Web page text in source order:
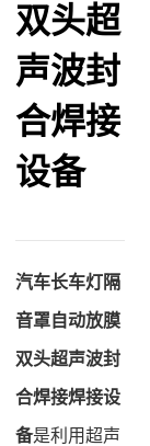
双头超
声波封
合焊接
设备
汽车长车灯隔
音罩自动放膜
双头超声波封
合焊接焊接设
备是利用超声